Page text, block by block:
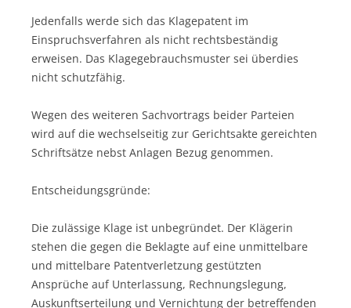
Jedenfalls werde sich das Klagepatent im
Einspruchsverfahren als nicht rechtsbeständig
erweisen. Das Klagegebrauchsmuster sei überdies
nicht schutzfähig.
Wegen des weiteren Sachvortrags beider Parteien
wird auf die wechselseitig zur Gerichtsakte gereichten
Schriftsätze nebst Anlagen Bezug genommen.
Entscheidungsgründe:
Die zulässige Klage ist unbegründet. Der Klägerin
stehen die gegen die Beklagte auf eine unmittelbare
und mittelbare Patentverletzung gestützten
Ansprüche auf Unterlassung, Rechnungslegung,
Auskunftserteilung und Vernichtung der betreffenden